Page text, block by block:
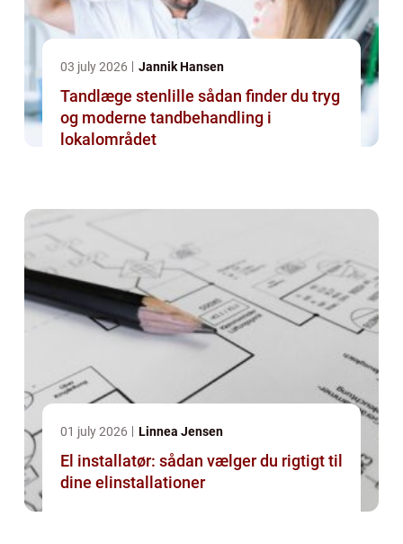
03 july 2026 Jannik Hansen
Tandlæge stenlille sådan finder du tryg
og moderne tandbehandling i
lokalområdet
01 july 2026 Linnea Jensen
El installatør: sådan vælger du rigtigt til
dine elinstallationer